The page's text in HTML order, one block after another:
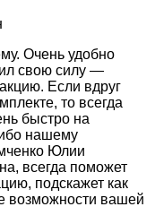
Очень удобно
свою силу —
Если вдруг
то всегда
быстро на
нашему
Юлии
всегда поможет
подскажет как
возможности вашей